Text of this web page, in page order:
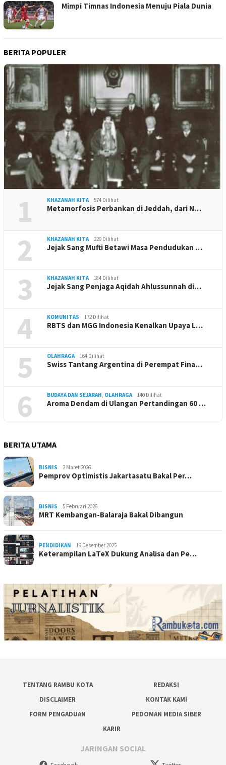
Mimpi Timnas Indonesia Menuju Piala Dunia
BERITA POPULER
1 KHAZANAH KITA 574 Dilihat
Metamorfosis Perbankan di Jeddah, dari N…
2 KHAZANAH KITA 229 Dilihat
Jejak Sang Mufti Betawi Masa Pendudukan …
3 KHAZANAH KITA 184 Dilihat
Jejak Sang Penjaga Aqidah Ahlussunnah di…
4 KOMUNITAS 172 Dilihat
RBTS dan MGG Indonesia Kenalkan Upaya L…
5 OLAHRAGA 164 Dilihat
Swiss Tantang Argentina di Perempat Fina…
6 BUDAYA DAN SEJARAH OLAHRAGA 140 Dilihat
Aroma Dendam di Ulangan Pertandingan 60 …
BERITA UTAMA
BISNIS 2 Maret 2026
Pemprov Optimistis Jakartasatu Bakal Per…
BISNIS 5 Februari 2026
MRT Kembangan-Balaraja Bakal Dibangun
PENDIDIKAN 19 Desember 2025
Keterampilan LaTeX Dukung Analisa dan Pe…
TENTANG RAMBU KOTA
REDAKSI
DISCLAIMER
KONTAK KAMI
FORM PENGADUAN
PEDOMAN MEDIA SIBER
KARIR
JARINGAN SOCIAL